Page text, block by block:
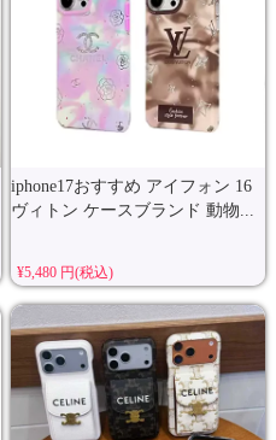
iphone17おすすめ アイフォン 16
ヴィトン ケースブランド 動物...
¥5,480 円(税込)